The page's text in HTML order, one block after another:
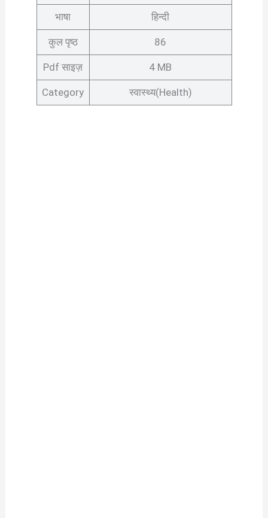
भाषा हिन्दी
कुल पृष्ठ 86
Pdf साइज़ 4 MB
Category स्वास्थ्य(Health)